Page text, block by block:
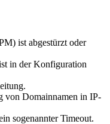
ist abgestürzt oder
in der Konfiguration
von Domainnamen in IP-
sogenannter Timeout.